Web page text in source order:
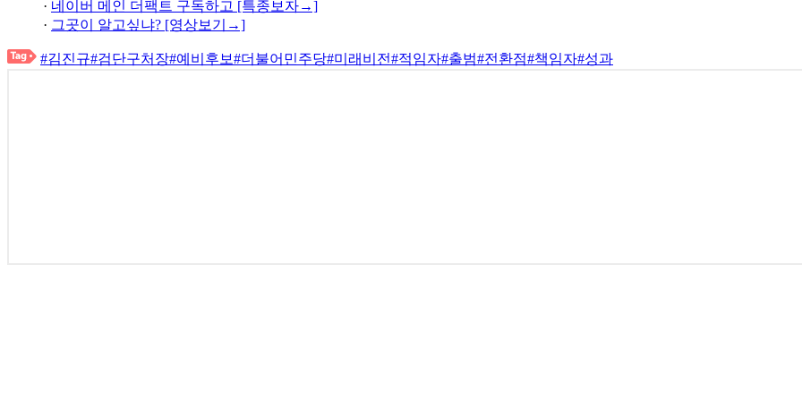
· 네이버 메인 더팩트 구독하고 [특종보자→]
· 그곳이 알고싶냐? [영상보기→]
#김진규#검단구처장#예비후보#더불어민주당#미래비전#적임자#출범#전환점#책임자#성과